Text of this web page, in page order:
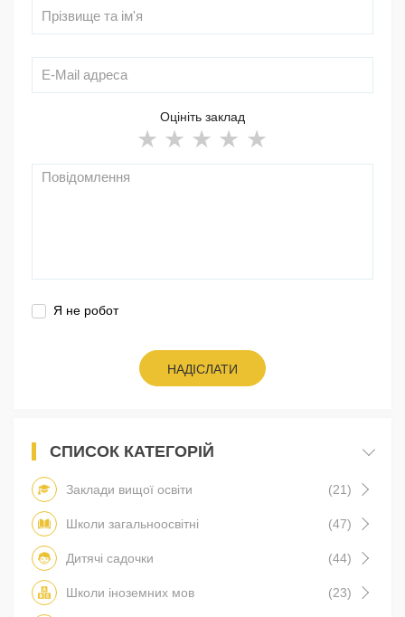
Оцініть заклад
Я не робот
НАДІСЛАТИ
СПИСОК КАТЕГОРІЙ
Заклади вищої освіти (21)
Школи загальноосвітні (47)
Дитячі садочки (44)
Школи іноземних мов (23)